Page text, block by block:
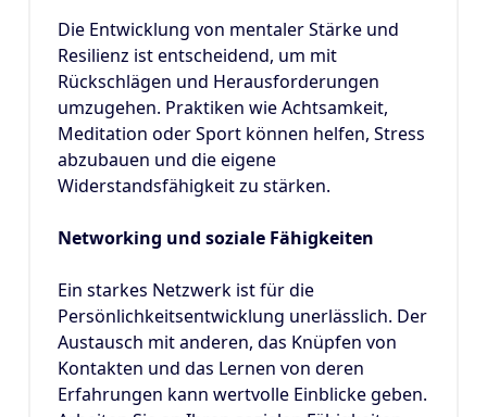
Die Entwicklung von mentaler Stärke und
Resilienz ist entscheidend, um mit
Rückschlägen und Herausforderungen
umzugehen. Praktiken wie Achtsamkeit,
Meditation oder Sport können helfen, Stress
abzubauen und die eigene
Widerstandsfähigkeit zu stärken.
Networking und soziale Fähigkeiten
Ein starkes Netzwerk ist für die
Persönlichkeitsentwicklung unerlässlich. Der
Austausch mit anderen, das Knüpfen von
Kontakten und das Lernen von deren
Erfahrungen kann wertvolle Einblicke geben.